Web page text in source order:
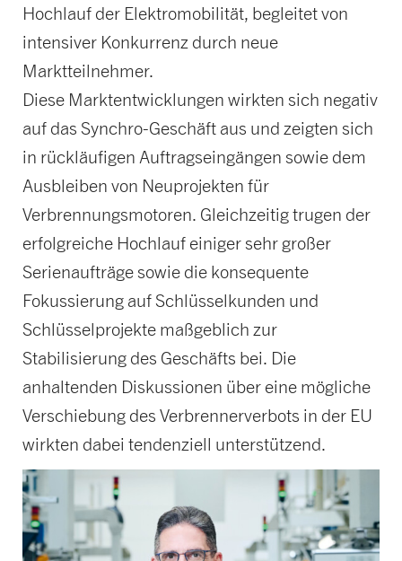
Hochlauf der Elektromobilität, begleitet von
intensiver Konkurrenz durch neue
Marktteilnehmer.
Diese Marktentwicklungen wirkten sich negativ
auf das Synchro-Geschäft aus und zeigten sich
in rückläufigen Auftragseingängen sowie dem
Ausbleiben von Neuprojekten für
Verbrennungsmotoren. Gleichzeitig trugen der
erfolgreiche Hochlauf einiger sehr großer
Serienaufträge sowie die konsequente
Fokussierung auf Schlüsselkunden und
Schlüsselprojekte maßgeblich zur
Stabilisierung des Geschäfts bei. Die
anhaltenden Diskussionen über eine mögliche
Verschiebung des Verbrennerverbots in der EU
wirkten dabei tendenziell unterstützend.